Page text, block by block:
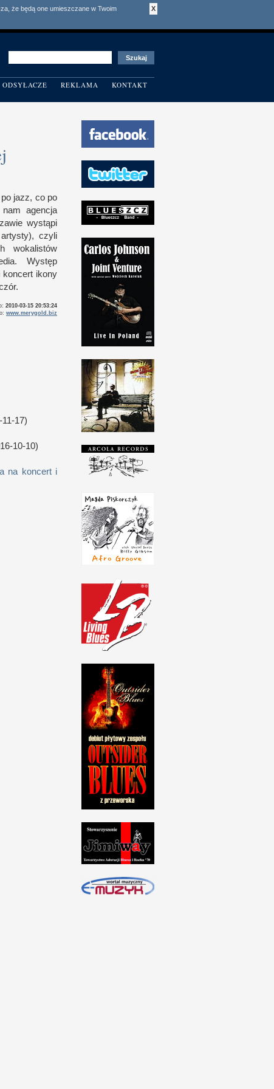
X
że będą one umieszczane w Twoim
ODSYŁACZE REKLAMA KONTAKT
jazz, co po
agencja
wystąpi
artysty), czyli
wokalistów
Występ
koncert ikony
2010-03-15 20:53:24
www.merygold.biz
11-17)
10-10)
na koncert i